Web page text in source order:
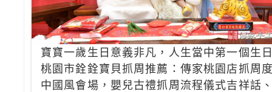
寶寶一歲生日意義非凡，人生當中第一個生
桃園市銓銓寶貝抓周推薦：傳家桃園店抓周
中國風會場，嬰兒古禮抓周流程儀式吉祥話